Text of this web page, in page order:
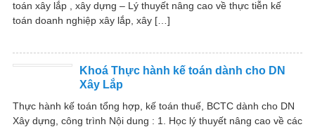
toán xây lắp , xây dựng – Lý thuyết nâng cao về thực tiễn kế
toán doanh nghiệp xây lắp, xây […]
Khoá Thực hành kế toán dành cho DN
Xây Lắp
Thực hành kế toán tổng hợp, kế toán thuế, BCTC dành cho DN
Xây dựng, công trình Nội dung : 1. Học lý thuyết nâng cao về các